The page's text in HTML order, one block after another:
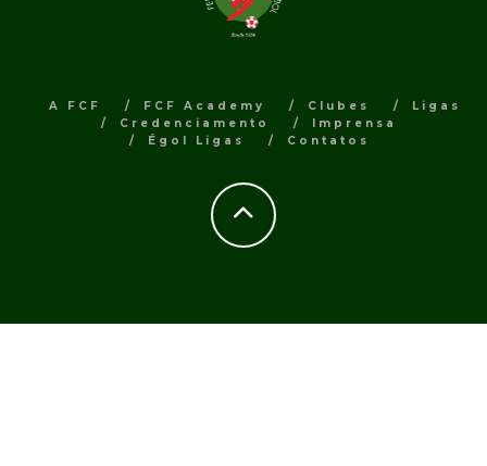
A FCF FCF Academy Clubes
Ligas
Credenciamento
Imprensa
Égol Ligas
Contatos